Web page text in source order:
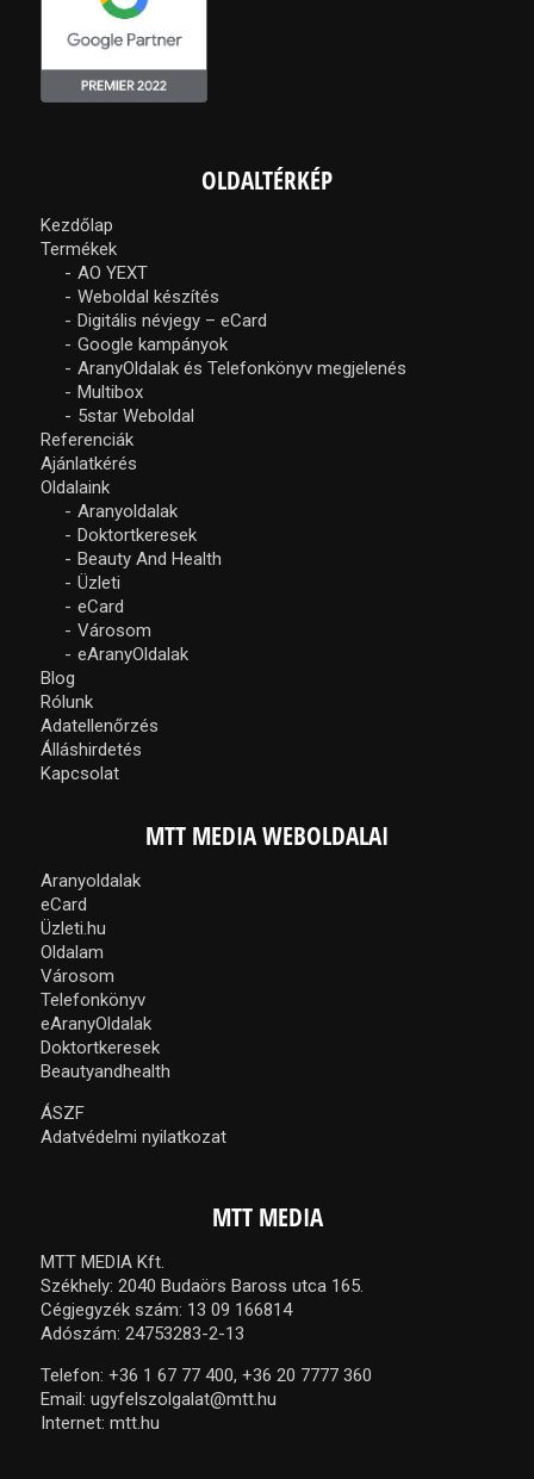
OLDALTÉRKÉP
Kezdőlap
Termékek
AO YEXT
Weboldal készítés
Digitális névjegy – eCard
Google kampányok
AranyOldalak és Telefonkönyv megjelenés
Multibox
5star Weboldal
Referenciák
Ajánlatkérés
Oldalaink
Aranyoldalak
Doktortkeresek
Beauty And Health
Üzleti
eCard
Városom
eAranyOldalak
Blog
Rólunk
Adatellenőrzés
Álláshirdetés
Kapcsolat
MTT MEDIA WEBOLDALAI
Aranyoldalak
eCard
Üzleti.hu
Oldalam
Városom
Telefonkönyv
eAranyOldalak
Doktortkeresek
Beautyandhealth
ÁSZF
Adatvédelmi nyilatkozat
MTT MEDIA
MTT MEDIA Kft.
Székhely: 2040 Budaörs Baross utca 165.
Cégjegyzék szám: 13 09 166814
Adószám: 24753283-2-13
Telefon: +36 1 67 77 400, +36 20 7777 360
Email: ugyfelszolgalat@mtt.hu
Internet: mtt.hu